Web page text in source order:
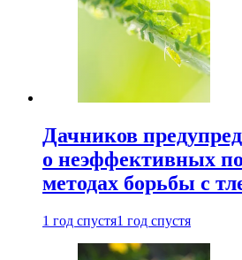
Дачников
о неэффективных
методах борьбы с
1 год спустя1 год спустя